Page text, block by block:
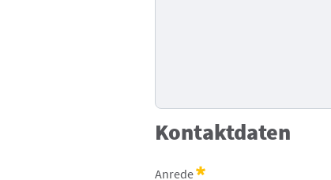
Kontaktdaten
Anrede